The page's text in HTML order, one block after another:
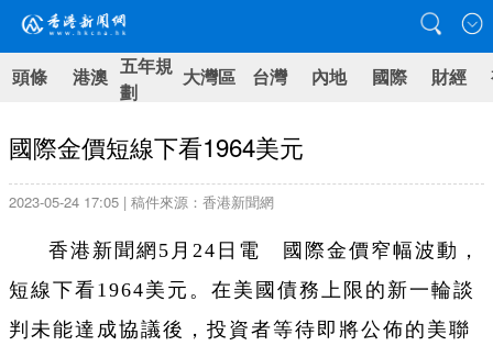
頭條 港澳 五年規
劃
大灣區 台灣 內地 國際 財經
國際金價短線下看1964美元
2023-05-24 17:05 | 稿件來源：香港新聞網
香港新聞網5月24日電 國際金價窄幅波動，
短線下看1964美元。在美國債務上限的新一輪談
判未能達成協議後，投資者等待即將公佈的美聯